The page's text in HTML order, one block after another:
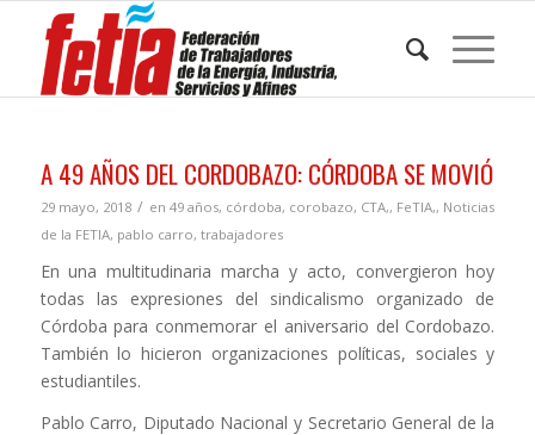
A 49 AÑOS DEL CORDOBAZO: CÓRDOBA SE MOVIÓ
29 mayo, 2018 / en 49 años, córdoba, corobazo, CTA,, FeTIA,, Noticias
de la FETIA, pablo carro, trabajadores
En una multitudinaria marcha y acto, convergieron hoy
todas las expresiones del sindicalismo organizado de
Córdoba para conmemorar el aniversario del Cordobazo.
También lo hicieron organizaciones políticas, sociales y
estudiantiles.
Pablo Carro, Diputado Nacional y Secretario General de la